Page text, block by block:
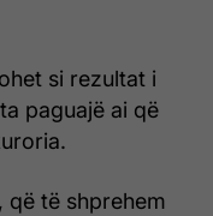
si rezultat i
paguajë ai që
që të shprehem